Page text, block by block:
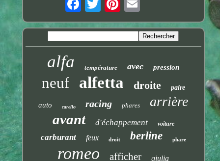
alfa température avec pression
neuf alfetta droite paire
auto carello racing phares arrière
avant d'échappement voiture
carburant feux droit berline phare
romeo afficher giulia